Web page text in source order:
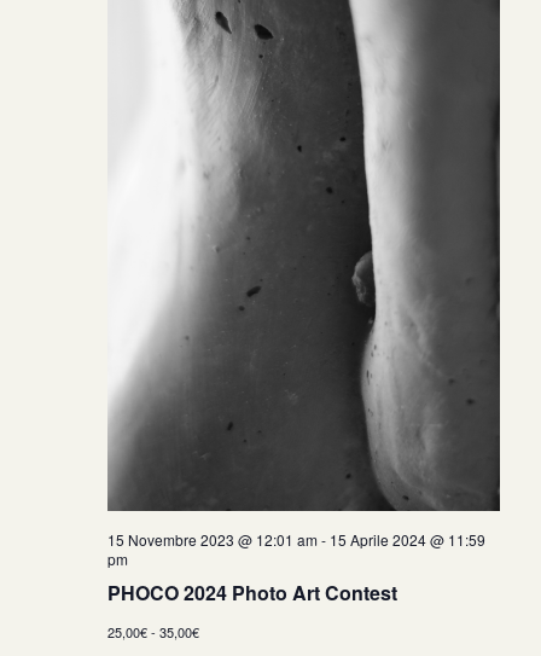
15 Novembre 2023 @ 12:01 am- 15 Aprile 2024 @ 11:59
pm
PHOCO 2024 Photo Art Contest
25,00€ - 35,00€